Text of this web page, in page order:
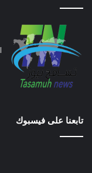
تابعنا على فيسبوك